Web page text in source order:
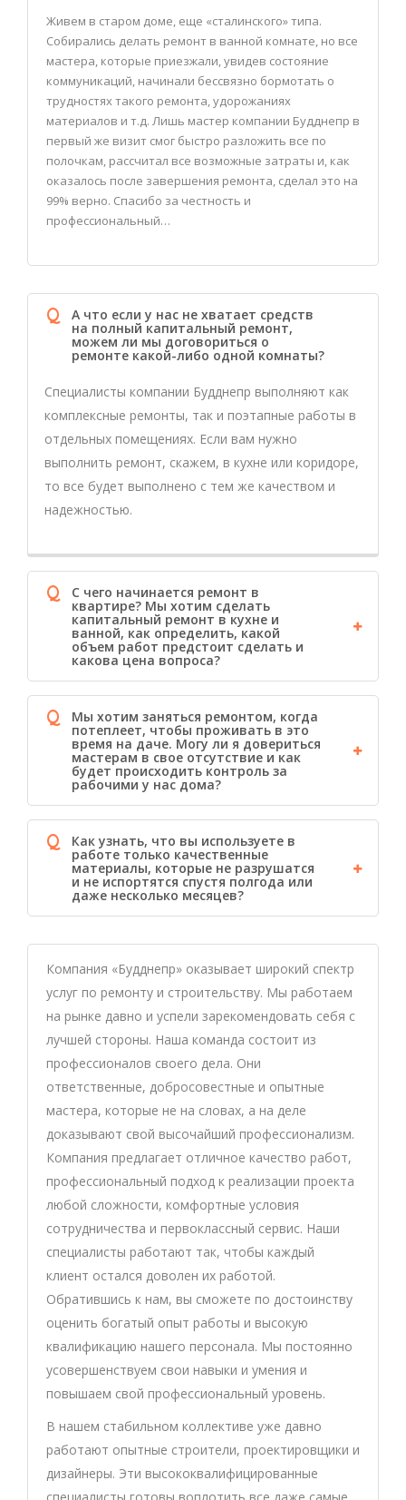
Живем в старом доме, еще «сталинского» типа.
Собирались делать ремонт в ванной комнате, но все
мастера, которые приезжали, увидев состояние
коммуникаций, начинали бессвязно бормотать о
трудностях такого ремонта, удорожаниях
материалов и т.д. Лишь мастер компании Будднепр в
первый же визит смог быстро разложить все по
полочкам, рассчитал все возможные затраты и, как
оказалось после завершения ремонта, сделал это на
99% верно. Спасибо за честность и
профессиональный…
Q А что если у нас не хватает средств
на полный капитальный ремонт,
можем ли мы договориться о
ремонте какой-либо одной комнаты?
Специалисты компании Будднепр выполняют как
комплексные ремонты, так и поэтапные работы в
отдельных помещениях. Если вам нужно
выполнить ремонт, скажем, в кухне или коридоре,
то все будет выполнено с тем же качеством и
надежностью.
Q С чего начинается ремонт в
квартире? Мы хотим сделать
капитальный ремонт в кухне и
ванной, как определить, какой
объем работ предстоит сделать и
какова цена вопроса?
Q Мы хотим заняться ремонтом, когда
потеплеет, чтобы проживать в это
время на даче. Могу ли я довериться
мастерам в свое отсутствие и как
будет происходить контроль за
рабочими у нас дома?
Q Как узнать, что вы используете в
работе только качественные
материалы, которые не разрушатся
и не испортятся спустя полгода или
даже несколько месяцев?
Компания «Будднепр» оказывает широкий спектр
услуг по ремонту и строительству. Мы работаем
на рынке давно и успели зарекомендовать себя с
лучшей стороны. Наша команда состоит из
профессионалов своего дела. Они
ответственные, добросовестные и опытные
мастера, которые не на словах, а на деле
доказывают свой высочайший профессионализм.
Компания предлагает отличное качество работ,
профессиональный подход к реализации проекта
любой сложности, комфортные условия
сотрудничества и первоклассный сервис. Наши
специалисты работают так, чтобы каждый
клиент остался доволен их работой.
Обратившись к нам, вы сможете по достоинству
оценить богатый опыт работы и высокую
квалификацию нашего персонала. Мы постоянно
усовершенствуем свои навыки и умения и
повышаем свой профессиональный уровень.
В нашем стабильном коллективе уже давно
работают опытные строители, проектировщики и
дизайнеры. Эти высококвалифицированные